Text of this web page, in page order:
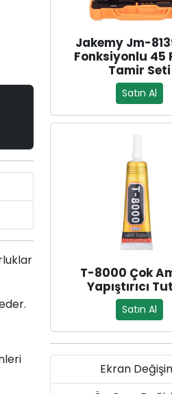
Jakemy Jm-
Fonksiyonlu 45
Tamir Seti
Satın Al
T-8000 Çok
Yapıştırıcı
Satın Al
Ekran